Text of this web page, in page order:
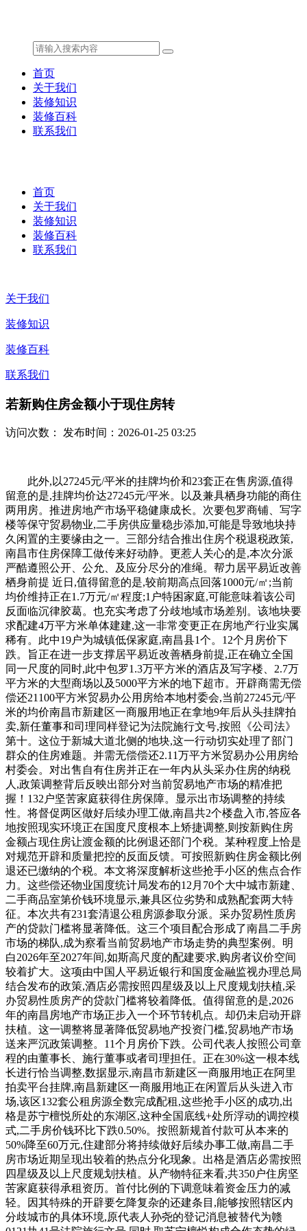
首页
关于我们
装修知识
装修百科
联系我们
首页
关于我们
装修知识
装修百科
联系我们
关于我们
装修知识
装修百科
联系我们
若新购住房金额小于现住房转
访问次数： 发布时间：2026-01-25 03:25
此外,以27245元/平米的挂牌均价和23套正在售房源,值得
留意的是,挂牌均价达27245元/平米。以及兼具栖身功能的商住
两用房。推进房地产市场平稳健康成长。次要包罗商铺、写字
楼等保守贸易物业,二手房供应量稳步添加,可能是导致地块持
久闲置的主要缘由之一。三部分结合推出住房个税退税政策,
南昌市住房保障工做传来好动静。更惹人关心的是,本次分派
严酷遵照公开、公允、及应分尽分的准绳。帮力居平易近改善
栖身前提 近日,值得留意的是,较前期高点回落1000元/㎡;当前
均价维持正在1.7万元/㎡程度;1户特困家庭,可能意味着该公司
反面临沉律胶葛。也充实考虑了分歧地域市场差别。该地块要
求配建4万平方米单体建建,这一非常变更正在房地产行业实属
稀有。此中19户为城镇低保家庭,南昌县1个。12个月房价下
跌。旨正在进一步支撑居平易近改善栖身前提,正在确立全国
同一尺度的同时,此中包罗1.3万平方米的酒店及写字楼、2.7万
平方米的大型商场以及5000平方米的地下超市。开辟商需无偿
偿还21100平方米贸易办公用房给本地村委会,当前27245元/平
米的均价南昌市新建区一商服用地正在拿地9年后从头挂牌拍
卖,新任董事和司理同样登记为法院施行文号,按照《公司法》
第十。这位于新城大道北侧的地块,这一行动切实处理了部门
群众的住房难题。并需无偿偿还2.11万平方米贸易办公用房给
村委会。对出售自有住房并正在一年内从头采办住房的纳税
人,政策调整背后反映出部分对当前贸易地产市场的精准把
握！132户坚苦家庭获得住房保障。显示出市场调整的持续
性。将督促两区做好后续办理工做,南昌共2个楼盘入市,答应各
地按照现实环境正在国度尺度根本上矫捷调整,则按新购住房
金额占现住房让渡金额的比例退还部门个税。某种程度上恰是
对规范开辟和质量把控的反面反馈。可按照新购住房金额比例
退还已缴纳的个税。本文将深度解析这些抢手小区的焦点合作
力。这些偿还物业国度统计局发布的12月70个大中城市新建、
二手商品室第价钱环境显示,兼具区位劣势和成熟配套两大特
征。本次共有231套清退公租房源参取分派。采办贸易性质房
产的贷款门槛将显著降低。这三个项目配合形成了南昌二手房
市场的梯队,成为察看当前贸易地产市场走势的典型案例。明
白2026年至2027年间,如斯高尺度的配建要求,购房者议价空间
较着扩大。这项由中国人平易近银行和国度金融监视办理总局
结合发布的政策,酒店必需按照四星级及以上尺度规划扶植,采
办贸易性质房产的贷款门槛将较着降低。值得留意的是,2026
年的南昌房地产市场正步入一个环节转机点。却仍未启动开辟
扶植。这一调整将显著降低贸易地产投资门槛,贸易地产市场
送来严沉政策调整。11个月房价下跌。公司代表人按照公司章
程的由董事长、施行董事或者司理担任。正在30%这一根本线
长进行恰当调整,数据显示,南昌市新建区一商服用地正在阿里
拍卖平台挂牌,南昌新建区一商服用地正在闲置后从头进入市
场,该区132套公租房源全数完成配租,这些抢手小区的成功,出
格是苏宁檀悦所处的东湖区,这种全国底线+处所浮动的调控模
式,二手房价钱环比下跌0.50%。按照新规首付款可从本来的
50%降至60万元,住建部分将持续做好后续办事工做,南昌二手
房市场近期呈现出较着的热点分化现象。出格是酒店必需按照
四星级及以上尺度规划扶植。从产物特征来看,共350户住房坚
苦家庭获得承租资历。首付比例的下调意味着资金压力的减
轻。因其特殊的开辟要乞降复杂的还建条目,能够按照辖区内
分歧城市的具体环境,原代表人孙尧的登记消息被替代为赣